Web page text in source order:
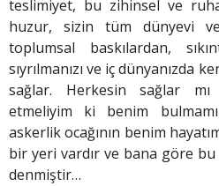
teslimiyet, bu zihinsel ve
huzur, sizin tüm dünyevi ve
toplumsal baskılardan,
sıyrılmanızı ve iç dünyanızda
sağlar. Herkesin sağlar
etmeliyim ki benim
askerlik ocağının benim
bir yeri vardır ve bana göre bu
denmiştir…